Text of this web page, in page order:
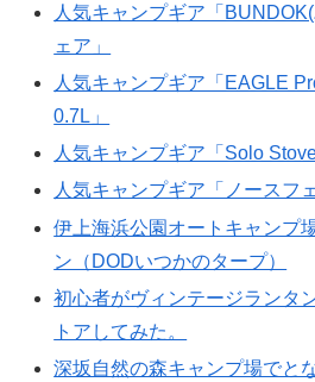
人気キャンプギア「
ェア」
人気キャンプギア「EAGLE
0.7L」
人気キャンプギア「Solo Stove
人気キャンプギア「ノースフ
伊上海浜公園オートキャンプ
ン（DODいつかのタープ）
初心者がヴィンテージランタ
トアしてみた。
深坂自然の森キャンプ場でと